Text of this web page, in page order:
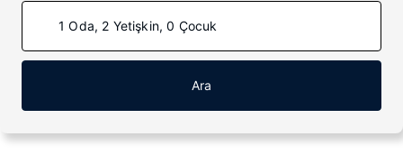
1 Oda, 2 Yetişkin, 0 Çocuk
Ara